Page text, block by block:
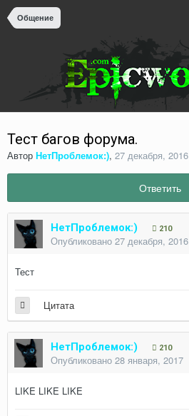
Общение
Тест багов форума.
Автор НетПроблемок:), 27 декабря, 2016
Ответить
НетПроблемок:) 210
Опубликовано 27 декабря, 2016
Тест
Цитата
НетПроблемок:) 210
Опубликовано 28 января, 2017
LIKE LIKE LIKE